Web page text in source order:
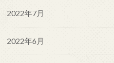
2022年7月
2022年6月